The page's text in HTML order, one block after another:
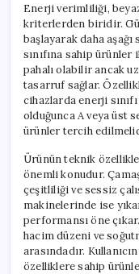
Enerji verimliliği,
kriterlerden biridir.
başlayarak daha
sınıfına sahip ürünler
pahalı olabilir ancak
tasarruf sağlar.
cihazlarda enerji
olduğunca A veya üst
ürünler tercih
Ürünün teknik
önemli konudur.
çeşitliliği ve sessiz
makinelerinde ise
performansı öne
hacim düzeni ve
arasındadır.
özelliklere sahip